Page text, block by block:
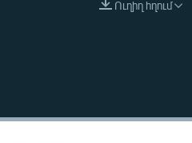
Ուղիղ հղում